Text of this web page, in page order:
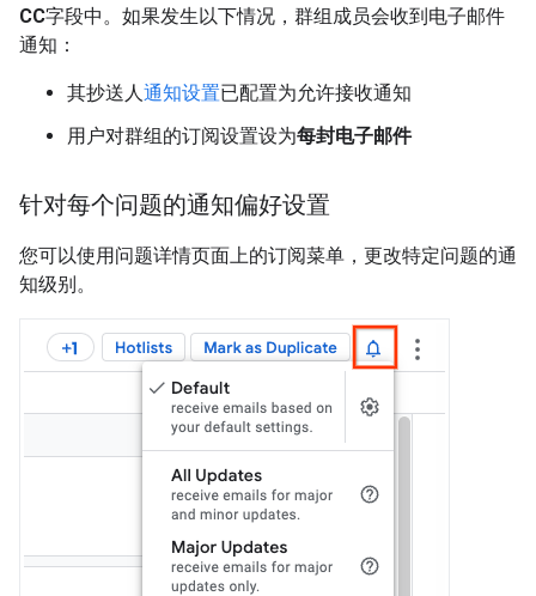
CC字段中。如果发生以下情况，群组成员会收到电子邮件
通知：
其抄送人通知设置已配置为允许接收通知
用户对群组的订阅设置设为每封电子邮件
针对每个问题的通知偏好设置
您可以使用问题详情页面上的订阅菜单，更改特定问题的通
知级别。